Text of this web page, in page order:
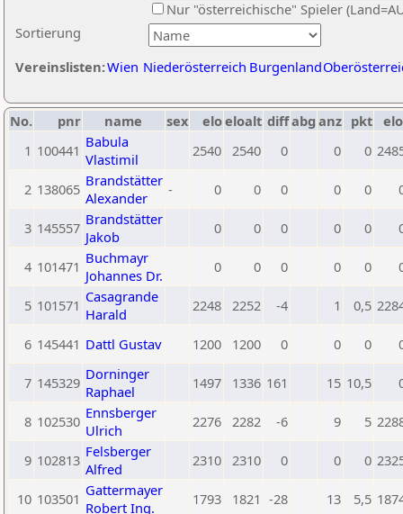
Sortierung
Nur "österreichische" Spieler
Vereinslisten:Wien Niederösterreich Burgenland
No. pnr name sex eloeloalt diffabg anz pkt
1 100441 Babula
Vlastimil
2540 2540 0 0 0
2 138065 Brandstätter
Alexander
- 0 0 0 0 0
3 145557 Brandstätter
Jakob
0 0 0 0 0
4 101471 Buchmayr
Johannes Dr.
0 0 0 0 0
5 101571 Casagrande
Harald
2248 2252 -4 1 0,5
6 145441 Dattl Gustav 1200 1200 0 0 0
7 145329 Dorninger
Raphael
1497 1336 161 15 10,5
8 102530 Ennsberger
Ulrich
2276 2282 -6 9 5
9 102813 Felsberger
Alfred
2310 2310 0 0 0
10 103501 Gattermayer
Robert Ing.
1793 1821 -28 13 5,5